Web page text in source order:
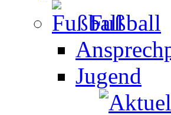
Fußball
Jugend